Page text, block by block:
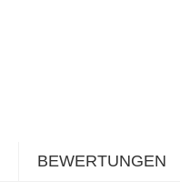
BEWERTUNGEN